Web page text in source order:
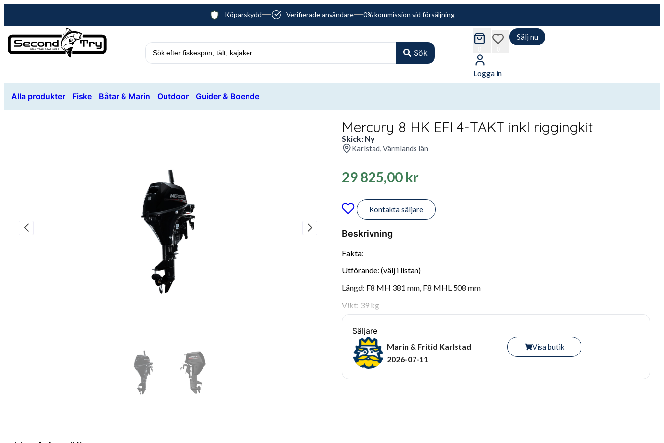
Köparskydd Verifierade användare 0% kommission vid försäljning
Sök
Logga in
Sälj nu
Alla produkter Fiske Båtar & Marin Outdoor Guider & Boende
Mercury 8 HK EFI 4-TAKT inkl riggingkit
Skick: Ny
Karlstad, Värmlands län
29 825,00 kr
Kontakta säljare
Beskrivning
Fakta:
Utförande: (välj i listan)
Längd: F8 MH 381 mm, F8 MHL 508 mm
Vikt: 39 kg
Effekt: 8 hk
Maxvarv: 5000 – 6000 RPM
Startsystem: (Välj i listan)
Bränsletank: 12 liter
Säljare
Marin & Fritid Karlstad
2026-07-11
Visa butik